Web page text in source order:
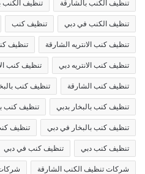
تنظيف الكنب بالشارقة تنظيف الكنب
تنظيف الكنب في دبي تنظيف كنب
تنظيف كنب الانتريه الشارقة تنظيف
تنظيف كنب الانتريه دبي تنظيف كنب
تنظيف كنب الشارقة تنظيف كنب
تنظيف كنب بالبخار بدبي تنظيف كنب
تنظيف كنب بالبخار في دبي تنظيف
تنظيف كنب دبي تنظيف كنب في دبي
شركات تنظيف الكنب الشارقة